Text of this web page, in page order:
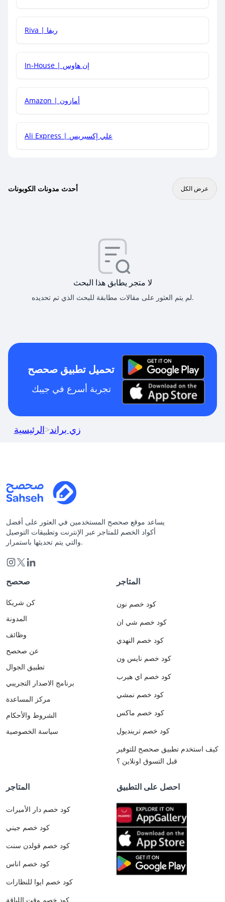
هل يمكنني جمع كود خصم مع العروض الأخرى؟
Riva | ريفا
In-House | إن هاوس
Amazon | أمازون
Ali Express | علي إكسبريس
أحدث مدونات الكوبونات عرض الكل
لا متجر يطابق هذا البحث
لم يتم العثور على مقالات مطابقة للبحث الذي تم تحديده.
تحميل تطبيق صحصح
تجربة أسرع في جيبك
الرئيسية>زي براند
يساعد موقع صحصح المستخدمين في العثور على أفضل
أكواد الخصم للمتاجر عبر الإنترنت وتطبيقات التوصيل
والتي يتم تحديثها باستمرار.
صحصح
كن شريكا
المدونة
وظائف
عن صحصح
تطبيق الجوال
برنامج الاصدار التجريبي
مركز المساعدة
الشروط والأحكام
سياسة الخصوصية
المتاجر
كود خصم نون
كود خصم شي ان
كود خصم النهدي
كود خصم نايس ون
كود خصم اي هيرب
كود خصم نمشي
كود خصم ماكس
كود خصم ترينديول
كيف استخدم تطبيق صحصح للتوفير
قبل التسوق اونلاين ؟
المتاجر
كود خصم دار الأميرات
كود خصم جيني
كود خصم قولدن سنت
كود خصم اناس
كود خصم ايوا للنظارات
كود خصم وقت اللياقة
احصل على التطبيق